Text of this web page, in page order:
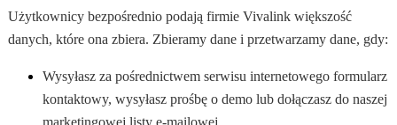
Użytkownicy bezpośrednio podają firmie Vivalink większość
danych, które ona zbiera. Zbieramy dane i przetwarzamy dane, gdy:
Wysyłasz za pośrednictwem serwisu internetowego formularz
kontaktowy, wysyłasz prośbę o demo lub dołączasz do naszej
marketingowej listy e-mailowej.